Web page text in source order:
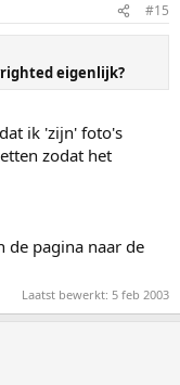
#15
eigenlijk?
ik 'zijn' foto's
zodat het
de pagina naar de
Laatst bewerkt: 5 feb 2003